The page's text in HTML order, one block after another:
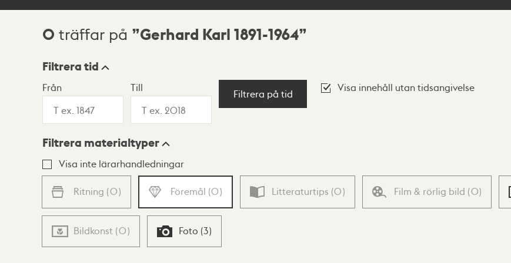
Sökresultat
0 träffar på Gerhard Karl 1891-1964
Visningsläge
Lista Karta
Filtrera tid
Från Till
Filtrera på tid
Visa innehåll utan tidsangivelse
Filtrera materialtyper
Visa inte lärarhandledningar
Ritning (0) Föremål (0) Litteraturtips (0) Film & rörlig bild (0)
Bildkonst (0) Foto (3)